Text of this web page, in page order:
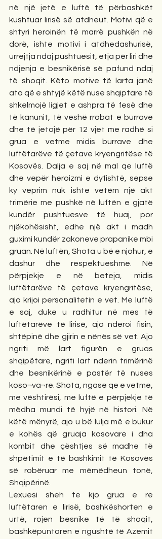
në një jetë e luftë të përbashkët
kushtuar lirisë së atdheut. Motivi që e
shtyri heroinën të marrë pushkën në
dorë, ishte motivi i atdhedashurisë,
urrejtja ndaj pushtuesit, etja për liri dhe
ndjenja e besnikërisë së pafund ndaj
të shoqit. Këto motive të larta janë
ato që e shtyjë këtë nuse shqiptare të
shkelmojë ligjet e ashpra të fesë dhe
të kanunit, të veshë rrobat e burrave
dhe të jetojë për 12 vjet me radhë si
grua e vetme midis burrave dhe
luftëtarëve të çetave kryengritëse të
Kosovës. Dalja e saj në mal qe luftë
dhe vepër heroizmi e dyfishtë, sepse
ky veprim nuk ishte vetëm një akt
trimërie me pushkë në luftën e gjatë
kundër pushtuesve të huaj, por
njëkohësisht, edhe një akt i madh
guximi kundër zakoneve prapanike mbi
gruan. Në luftën, Shota u bë e njohur, e
dashur dhe respektueshme. Në
përpjekje e në beteja, midis
luftëtarëve të çetave kryengritëse,
ajo krijoi personalitetin e vet. Me luftë
e saj, duke u radhitur në mes të
luftëtarëve të lirisë, ajo nderoi fisin,
shtëpinë dhe gjirin e nënës së vet. Ajo
ngriti më lart figurën e gruas
shqipëtare, ngriti lart nderin trimërinë
dhe besnikërinë e pastër të nuses
koso¬va¬re. Shota, ngase qe e vetme,
me vështirësi, me luftë e përpjekje të
mëdha mundi të hyjë në histori. Në
këtë mënyrë, ajo u bë lulja më e bukur
e kohës që gruaja kosovare i dha
kombit dhe çështjes së madhe të
shpëtimit e të bashkimit të Kosovës
së robëruar me mëmëdheun tonë,
Shqipërinë.
Lexuesi sheh te kjo grua e re
luftëtaren e lirisë, bashkëshorten e
urtë, rojen besnike të të shoqit,
bashkëpuntoren e ngushtë të Azemit